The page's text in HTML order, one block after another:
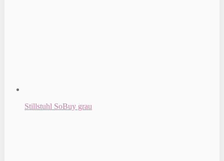
Stillstuhl SoBuy grau